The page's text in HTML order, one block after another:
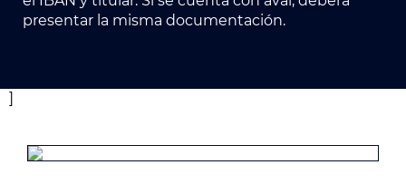
presentar la misma documentación.